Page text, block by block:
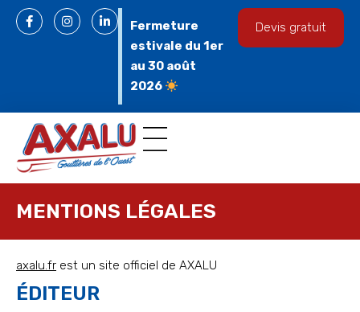
Fermeture
estivale du 1er
au 30 août
2026
Devis gratuit
MENTIONS LÉGALES
axalu.fr est un site officiel de AXALU
ÉDITEUR